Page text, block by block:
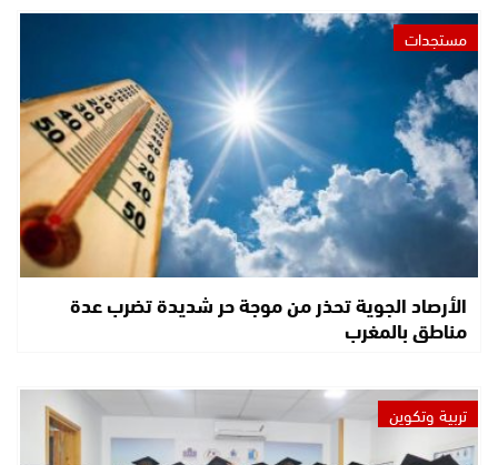
مستجدات
الأرصاد الجوية تحذر من موجة حر شديدة تضرب عدة
مناطق بالمغرب
تربية وتكوين